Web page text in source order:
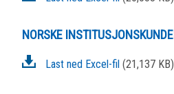
NORSKE
Last ned Excel-fil (21,137 KB)